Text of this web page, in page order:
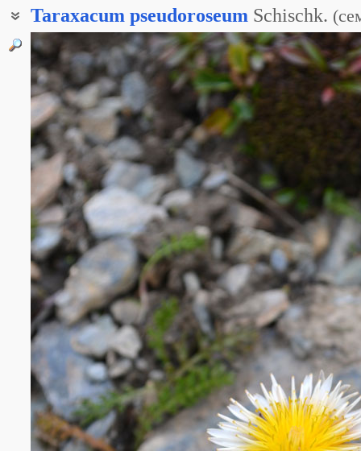
Taraxacum pseudoroseum Schischk. (